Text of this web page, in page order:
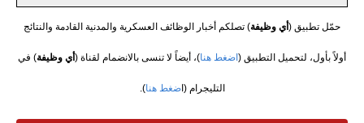
حمّل تطبيق ( أي وظيفة) تصلكم أخبار الوظائف العسكرية والمدنية القادمة والنتائج
أولاً بأول، لتحميل التطبيق ( اضغط هنا)، أيضاً لا تنسى بالانضمام لقناة ( أي وظيفة) في
التليجرام (اضغط هنا).